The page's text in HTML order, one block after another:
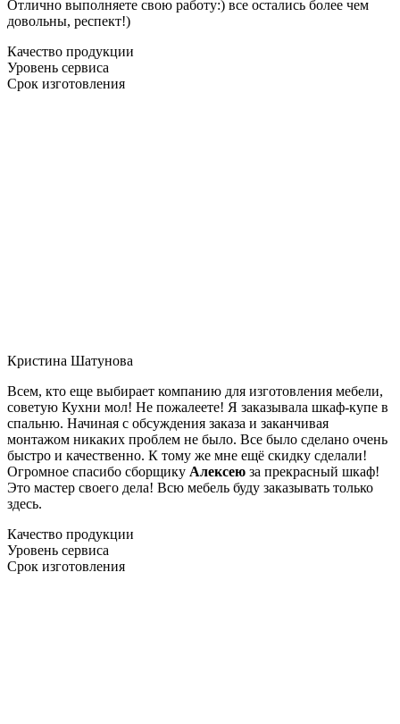
Отлично выполняете свою работу:) все остались более чем
довольны, респект!)
Качество продукции
Уровень сервиса
Срок изготовления
Кристина Шатунова
Всем, кто еще выбирает компанию для изготовления мебели,
советую Кухни мол! Не пожалеете! Я заказывала шкаф-купе в
спальню. Начиная с обсуждения заказа и заканчивая
монтажом никаких проблем не было. Все было сделано очень
быстро и качественно. К тому же мне ещё скидку сделали!
Огромное спасибо сборщику Алексею за прекрасный шкаф!
Это мастер своего дела! Всю мебель буду заказывать только
здесь.
Качество продукции
Уровень сервиса
Срок изготовления